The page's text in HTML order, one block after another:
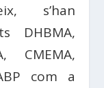
s’han
DHBMA,
CMEMA,
com a